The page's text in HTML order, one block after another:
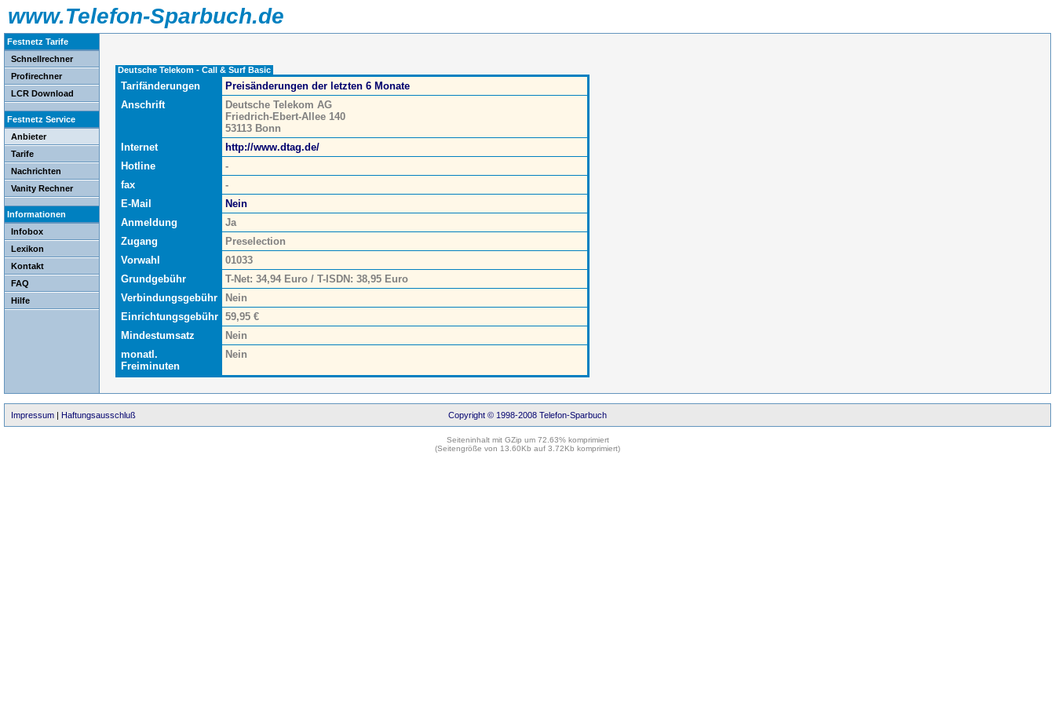
www.Telefon-Sparbuch.de
Festnetz Tarife
Schnellrechner
Profirechner
LCR Download
Festnetz Service
Anbieter
Tarife
Nachrichten
Vanity Rechner
Informationen
Infobox
Lexikon
Kontakt
FAQ
Hilfe
Deutsche Telekom - Call & Surf Basic
Tarifänderungen
Preisänderungen der letzten 6 Monate
Anschrift
Deutsche Telekom AG
Friedrich-Ebert-Allee 140
53113 Bonn
Internet
http://www.dtag.de/
Hotline
-
fax
-
E-Mail
Nein
Anmeldung
Ja
Zugang
Preselection
Vorwahl
01033
Grundgebühr
T-Net: 34,94 Euro / T-ISDN: 38,95 Euro
Verbindungsgebühr
Nein
Einrichtungsgebühr 59,95 €
Mindestumsatz
Nein
monatl.
Freiminuten
Nein
Impressum | Haftungsausschluß Copyright © 1998-2008 Telefon-Sparbuch
Seiteninhalt mit GZip um 72.63% komprimiert
(Seitengröße von 13.60Kb auf 3.72Kb komprimiert)